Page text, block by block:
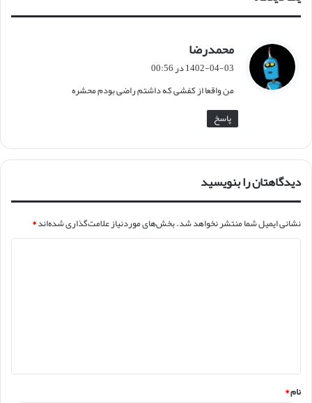
محمدرضاف
:
1402-04-03 در 00:56
من واقعا از کفشی که داشتم راضی بودم محشره
پاسخ
دیدگاهتان را بنویسید
نشانی ایمیل شما منتشر نخواهد شد.بخش‌های موردنیاز علامت‌گذاری شده‌اند*
*
نام*